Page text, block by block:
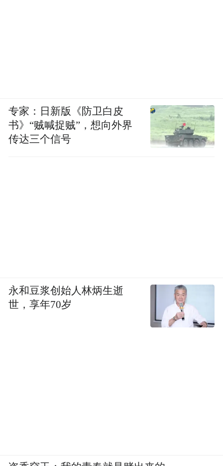
专家：日新版《防卫白皮
书》“贼喊捉贼”，想向外界
传达三个信号
永和豆浆创始人林炳生逝
世，享年70岁